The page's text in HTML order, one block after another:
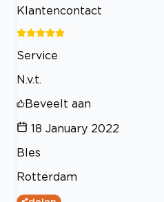
Klantencontact
Service
N.v.t.
Beveelt aan
18 January 2022
Bles
Rotterdam